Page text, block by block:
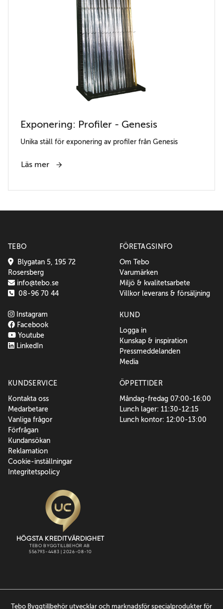
Exponering: Profiler - Genesis
Unika ställ för exponering av profiler från Genesis
Läs mer
TEBO
Blygatan 5, 195 72
Rosersberg
info@tebo.se
08-96 70 44
Instagram
Facebook
Youtube
LinkedIn
FÖRETAGSINFO
Om Tebo
Varumärken
Miljö & kvalitetsarbete
Villkor leverans & försäljning
KUND
Logga in
Kunskap & inspiration
Pressmeddelanden
Media
KUNDSERVICE
Kontakta oss
Medarbetare
Vanliga frågor
Förfrågan
Kundansökan
Reklamation
Cookie-inställningar
Integritetspolicy
ÖPPETTIDER
Måndag-fredag 07:00-16:00
Lunch lager: 11:30-12:15
Lunch kontor: 12:00-13:00
Tebo Byggtillbehör utvecklar och marknadsför specialprodukter för